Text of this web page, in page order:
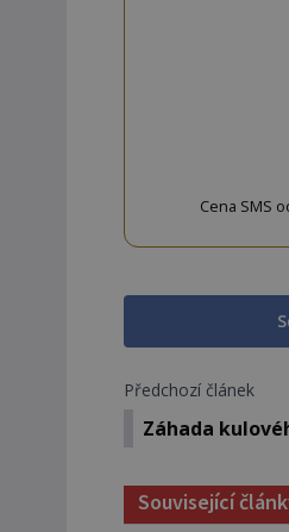
Cena SMS
Předchozí článek
Záhada
Související